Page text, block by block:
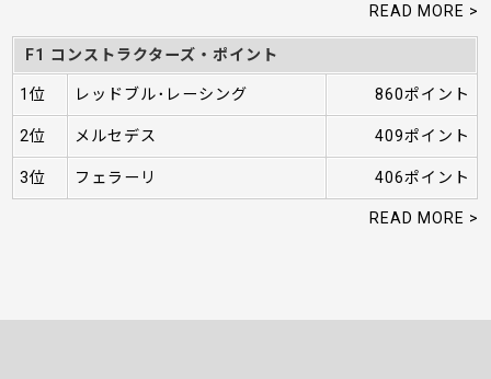
READ MORE >
F1 コンストラクターズ・ポイント
1位 レッドブル･レーシング 860ポイント
2位 メルセデス 409ポイント
3位 フェラーリ 406ポイント
READ MORE >